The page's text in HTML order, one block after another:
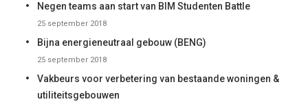
Negen teams aan start van BIM Studenten Battle
25 september 2018
Bijna energieneutraal gebouw (BENG)
25 september 2018
Vakbeurs voor verbetering van bestaande woningen &
utiliteitsgebouwen